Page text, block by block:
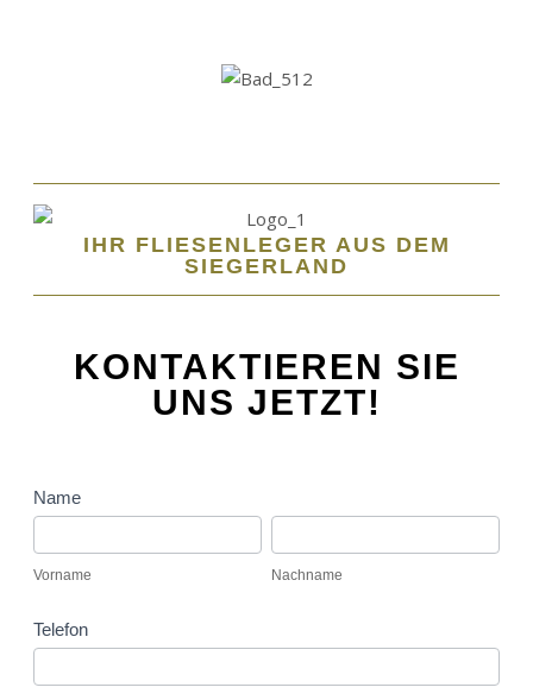
IHR FLIESENLEGER AUS DEM
SIEGERLAND
KONTAKTIEREN SIE
UNS JETZT!
Kontaktformular
Name
Vorname Nachname
Telefon